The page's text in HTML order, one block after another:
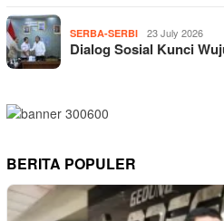
SERBA-SERBI 23 July 2026
Dialog Sosial Kunci
BERITA POPULER